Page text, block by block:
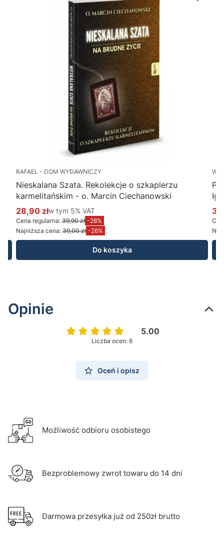
RAFAEL - DOM WYDAWNICZY
Nieskalana Szata. Rekolekcje o szkaplerzu
karmelitańskim - o. Marcin Ciechanowski
Cena promocyjna brutto
28,90 złw tym %s VAT
w tym 5% VAT
Cena regularna: 39,90 zł -28%
Najniższa cena: 39,00 zł -26%
Do koszyka
Opinie
5.00
Liczba ocen: 6
Oceń i opisz
Możliwość odbioru osobistego
Bezproblemowy zwrot towaru do 14 dni
Darmowa przesyłka już od 250zł brutto